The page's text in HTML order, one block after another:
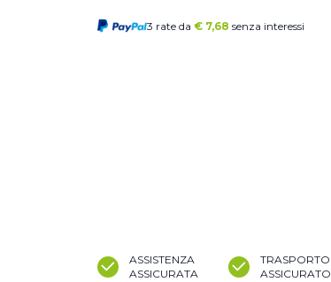
3 rate da € 7,68 senza interessi
ASSISTENZA
ASSICURATA
TRASPORTO
ASSICURATO